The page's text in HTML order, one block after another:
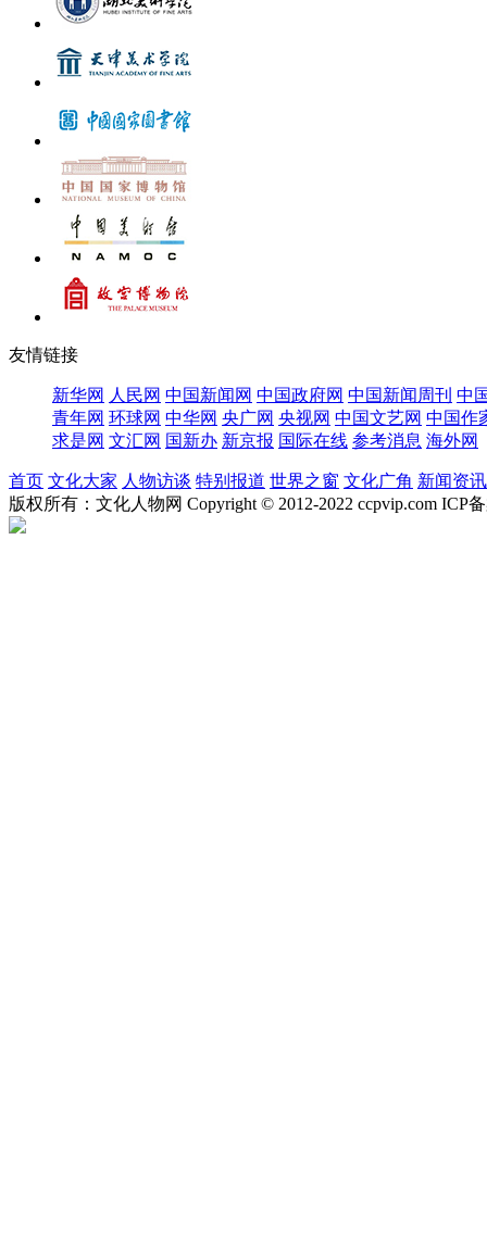
友情链接
新华网 人民网 中国新闻网 中国政府网 中国新闻周刊 中
青年网 环球网 中华网 央广网 央视网 中国文艺网 中国作
求是网 文汇网 国新办 新京报 国际在线 参考消息 海外网
首页 文化大家 人物访谈 特别报道 世界之窗 文化广角 新闻资讯
版权所有：文化人物网 Copyright © 2012-2022 ccpvip.com ICP